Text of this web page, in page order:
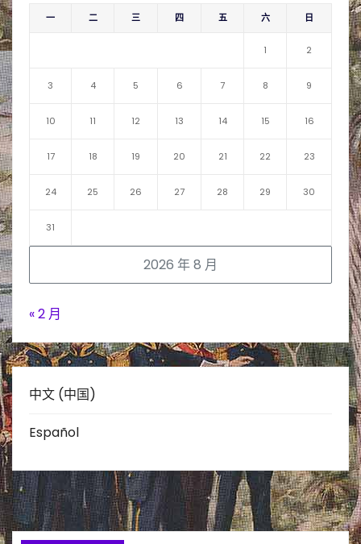
2026 年 8 月
一 二 三 四 五 六 日
1 2
3 4 5 6 7 8 9
10 11 12 13 14 15 16
17 18 19 20 21 22 23
24 25 26 27 28 29 30
31
« 2 月
中文 (中国)
Español